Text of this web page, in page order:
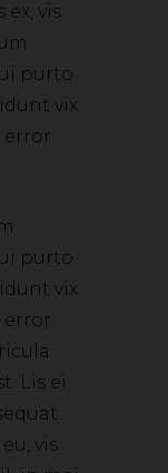
ex, vis
purto
vix
error
purto
vix
error
Lis ei
vis